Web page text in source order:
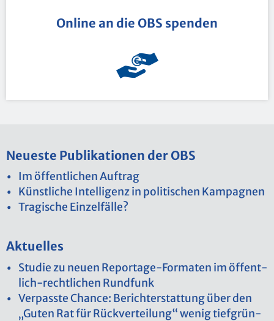
On­line an die OBS spen­den
Neu­es­te Pu­bli­ka­tio­nen der OBS
Im öf­fent­li­chen Auf­trag
Künst­li­che In­tel­li­genz in po­li­ti­schen Kam­pa­gnen
Tra­gi­sche Ein­zel­fäl­le?
Ak­tu­el­les
Stu­die zu neuen Re­por­ta­ge-For­ma­ten im öf­fent­
lich-recht­li­chen Rund­funk
Ver­pass­te Chan­ce: Be­richt­erstat­tung über den
„Guten Rat für Rück­ver­tei­lung“ wenig tief­grün­